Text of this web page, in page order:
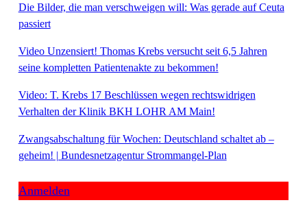
Die Bilder, die man verschweigen will: Was gerade auf Ceuta
passiert
Video Unzensiert! Thomas Krebs versucht seit 6,5 Jahren
seine kompletten Patientenakte zu bekommen!
Video: T. Krebs 17 Beschlüssen wegen rechtswidrigen
Verhalten der Klinik BKH LOHR AM Main!
Zwangsabschaltung für Wochen: Deutschland schaltet ab –
geheim! | Bundesnetzagentur Strommangel-Plan
Anmelden